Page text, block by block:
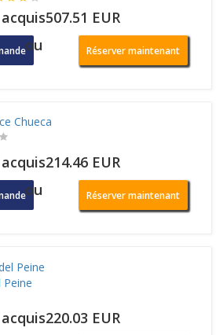
EUR
ou Réserver maintenant
Chueca
EUR
ou Réserver maintenant
EUR